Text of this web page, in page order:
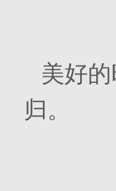
美好
归。